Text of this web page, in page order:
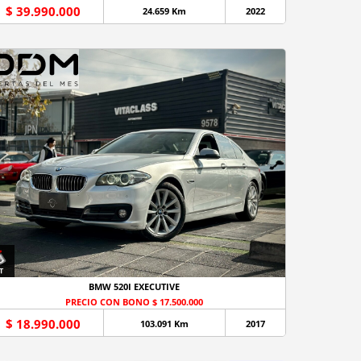
$ 39.990.000 24.659 Km 2022
BMW 520I EXECUTIVE
PRECIO CON BONO $ 17.500.000
$ 18.990.000 103.091 Km 2017